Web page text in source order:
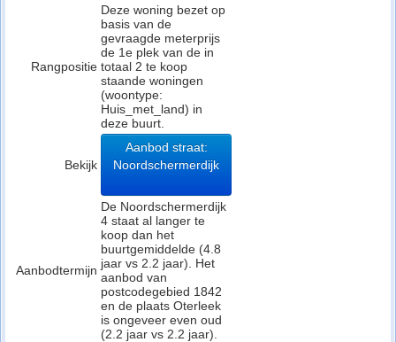
Rangpositie
Deze woning bezet op
basis van de
gevraagde meterprijs
de 1e plek van de in
totaal 2 te koop
staande woningen
(woontype:
Huis_met_land) in
deze buurt.
Bekijk
Aanbod straat:
Noordschermerdijk
Aanbodtermijn
De Noordschermerdijk
4 staat al langer te
koop dan het
buurtgemiddelde (4.8
jaar vs 2.2 jaar). Het
aanbod van
postcodegebied 1842
en de plaats Oterleek
is ongeveer even oud
(2.2 jaar vs 2.2 jaar).